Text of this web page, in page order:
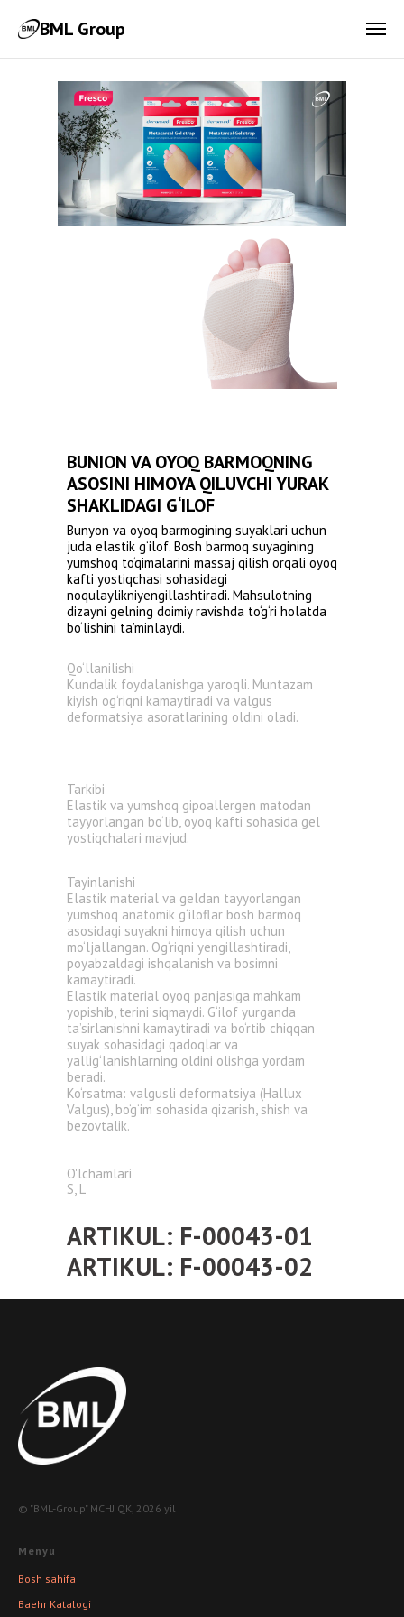
Bunyon va oyoq barmogining suyaklari uchun
juda elastik g‘ilof. Bosh barmoq suyagining
yumshoq to‘qimalarini massaj qilish orqali oyoq
kafti yostiqchasi sohasidagi
noqulaylikniyengillashtiradi. Mahsulotning
dizayni gelning doimiy ravishda to‘g‘ri holatda
bo‘lishini ta’minlaydi.
Qo‘llanilishi
Kundalik foydalanishga yaroqli. Muntazam
kiyish og‘riqni kamaytiradi va valgus
deformatsiya asoratlarining oldini oladi.
Elastik material va geldan tayyorlangan
yumshoq anatomik g‘iloflar bosh barmoq
asosidagi suyakni himoya qilish uchun
mo‘ljallangan. Og‘riqni yengillashtiradi,
poyabzaldagi ishqalanish va bosimni
kamaytiradi.
Elastik material oyoq panjasiga mahkam
yopishib, terini siqmaydi. G‘ilof yurganda
ta’sirlanishni kamaytiradi va bo‘rtib chiqqan
suyak sohasidagi qadoqlar va
yallig‘lanishlarning oldini olishga yordam
beradi.
Ko‘rsatma: valgusli deformatsiya (Hallux
Valgus), bo‘g‘im sohasida qizarish, shish va
bezovtalik.
Elastik va yumshoq gipoallergen matodan
tayyorlangan bo‘lib, oyoq kafti sohasida gel
yostiqchalari mavjud.
BUNION VA OYOQ BARMOQNING
ASOSINI HIMOYA QILUVCHI YURAK
SHAKLIDAGI G‘ILOF
Tarkibi
Tayinlanishi
O'lchamlari
S, L
ARTIKUL: F-00043-01
ARTIKUL: F-00043-02
BML Group
© "BML-Group" MCHJ QK, 2026 yil
Menyu
Bosh sahifa
Baehr Katalogi